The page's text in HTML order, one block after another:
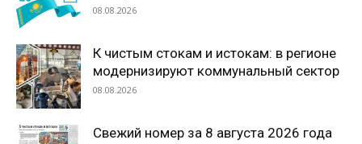
08.08.2026
К чистым стокам и истокам: в регионе
модернизируют коммунальный сектор
08.08.2026
Свежий номер за 8 августа 2026 года